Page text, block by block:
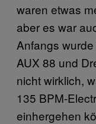
waren etwas
aber es war
Anfangs
AUX 88 und
nicht wirklich,
135 BPM-
einhergehen